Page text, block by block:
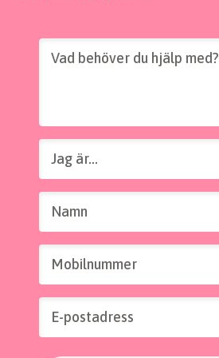
Vad behöver du hjälp med?
Jag är...
Jag är...
Namn
Mobilnummer
E-postadress